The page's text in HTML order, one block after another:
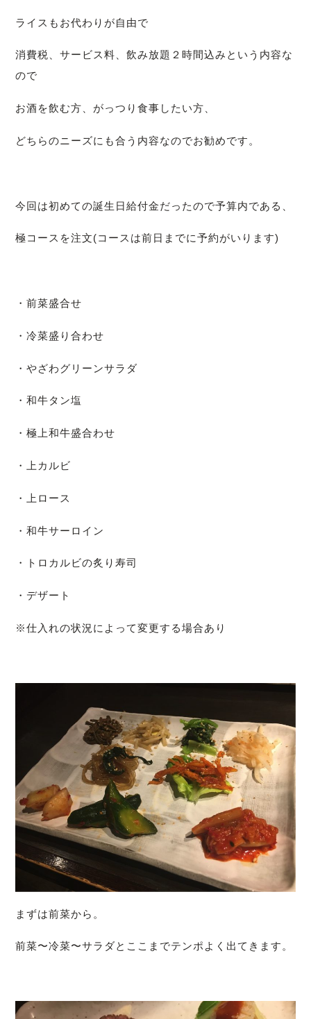
ライスもお代わりが自由で
消費税、サービス料、飲み放題２時間込みという内容な
ので
お酒を飲む方、がっつり食事したい方、
どちらのニーズにも合う内容なのでお勧めです。
今回は初めての誕生日給付金だったので予算内である、
極コースを注文(コースは前日までに予約がいります)
・前菜盛合せ
・冷菜盛り合わせ
・やざわグリーンサラダ
・和牛タン塩
・極上和牛盛合わせ
・上カルビ
・上ロース
・和牛サーロイン
・トロカルビの炙り寿司
・デザート
※仕入れの状況によって変更する場合あり
まずは前菜から。
前菜〜冷菜〜サラダとここまでテンポよく出てきます。